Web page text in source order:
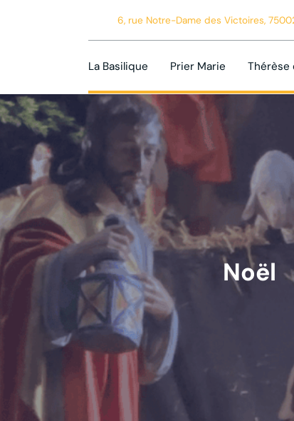
6, rue Notre-Dame des Victoires,
La Basilique Prier Marie Thérèse
Noël